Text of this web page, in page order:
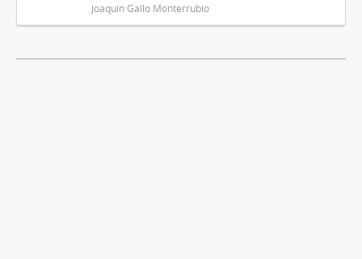
Joaquín Gallo Monterrubio